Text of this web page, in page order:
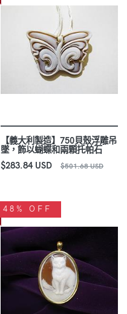
【義大利製造】750貝殼浮雕吊
墜，飾以蝴蝶和兩顆托帕石
$283.84 USD
$501.68 USD
48% OFF